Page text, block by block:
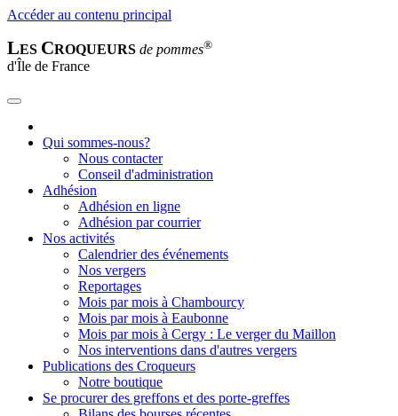
Accéder au contenu principal
LES CROQUEURS de pommes®
d'Île de France
Qui sommes-nous?
Nous contacter
Conseil d'administration
Adhésion
Adhésion en ligne
Adhésion par courrier
Nos activités
Calendrier des événements
Nos vergers
Reportages
Mois par mois à Chambourcy
Mois par mois à Eaubonne
Mois par mois à Cergy : Le verger du Maillon
Nos interventions dans d'autres vergers
Publications des Croqueurs
Notre boutique
Se procurer des greffons et des porte-greffes